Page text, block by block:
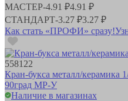
МАСТЕР-4.91 ₽4.91 ₽
СТАНДАРТ-3.27 ₽3.27 ₽
Как стать «ПРОФИ» сразу!
558122
Кран-букса металл/керамика
90град MP-У
Наличие в магазинах